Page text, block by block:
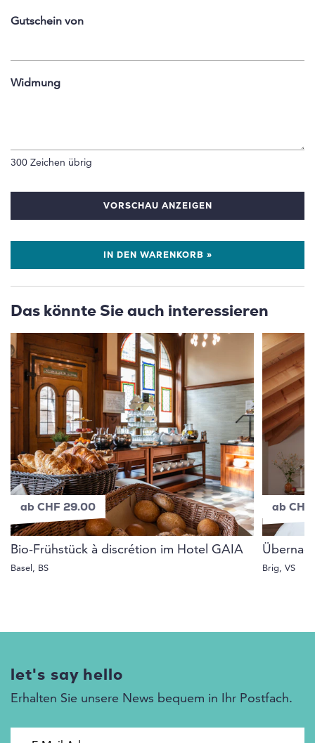
Gutschein von
Widmung
300 Zeichen übrig
VORSCHAU ANZEIGEN
IN DEN WARENKORB »
Das könnte Sie auch interessieren
ab CHF 29.00
Bio-Frühstück à discrétion im Hotel GAIA
Basel, BS
ab
Brig, VS
let's say hello
Erhalten Sie unsere News bequem in Ihr Postfach.